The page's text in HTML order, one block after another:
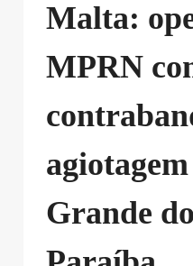
Malta:
MPRN
Grande